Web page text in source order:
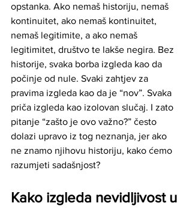
opstanka. Ako nemaš historiju, nemaš
kontinuitet, ako nemaš kontinuitet,
nemaš legitimite, a ako nemaš
legitimitet, društvo te lakše negira. Bez
historije, svaka borba izgleda kao da
počinje od nule. Svaki zahtjev za
pravima izgleda kao da je “nov”. Svaka
priča izgleda kao izolovan slučaj. I zato
pitanje “zašto je ovo važno?” često
dolazi upravo iz tog neznanja, jer ako
ne znamo njihovu historiju, kako ćemo
razumjeti sadašnjost?
Kako izgleda nevidljivost u